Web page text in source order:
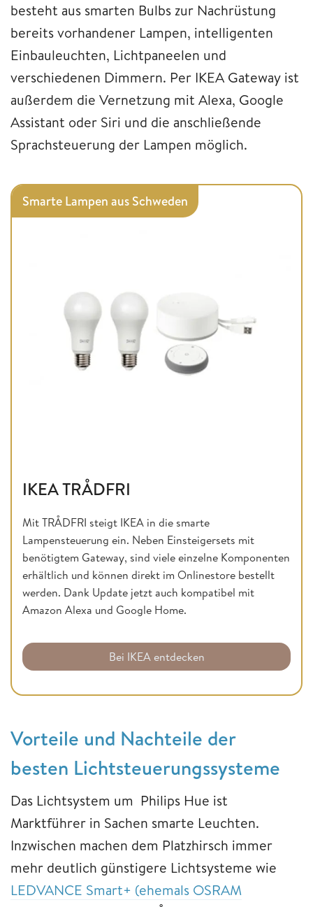
besteht aus smarten Bulbs zur Nachrüstung
bereits vorhandener Lampen, intelligenten
Einbauleuchten, Lichtpaneelen und
verschiedenen Dimmern. Per IKEA Gateway ist
außerdem die Vernetzung mit Alexa, Google
Assistant oder Siri und die anschließende
Sprachsteuerung der Lampen möglich.
Smarte Lampen aus Schweden
IKEA TRÅDFRI
Mit TRÅDFRI steigt IKEA in die smarte
Lampensteuerung ein. Neben Einsteigersets mit
benötigtem Gateway, sind viele einzelne Komponenten
erhältlich und können direkt im Onlinestore bestellt
werden. Dank Update jetzt auch kompatibel mit
Amazon Alexa und Google Home.
Bei IKEA entdecken
Vorteile und Nachteile der
besten Lichtsteuerungssysteme
Das Lichtsystem um Philips Hue ist
Marktführer in Sachen smarte Leuchten.
Inzwischen machen dem Platzhirsch immer
mehr deutlich günstigere Lichtsysteme wie
LEDVANCE Smart+ (ehemals OSRAM